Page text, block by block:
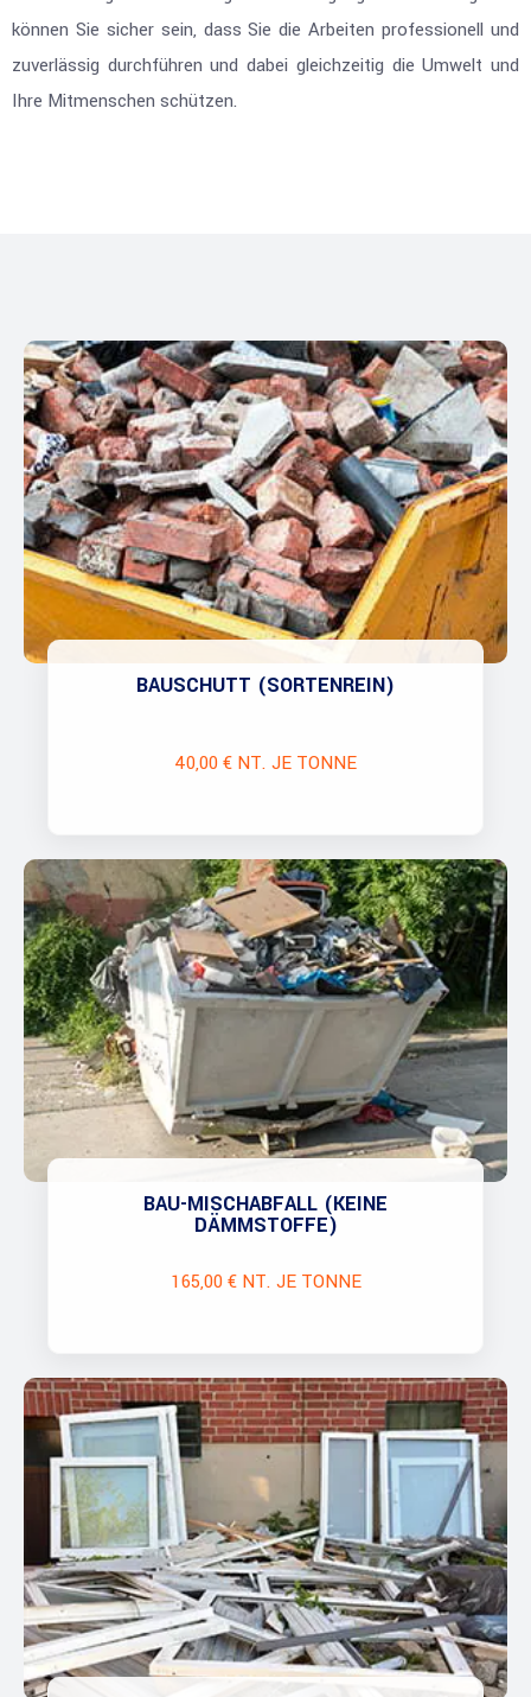
können Sie sicher sein, dass Sie die Arbeiten professionell und
zuverlässig durchführen und dabei gleichzeitig die Umwelt und
Ihre Mitmenschen schützen.
BAUSCHUTT (SORTENREIN)
40,00 € NT. JE TONNE
BAU-MISCHABFALL (KEINE
DÄMMSTOFFE)
165,00 € NT. JE TONNE